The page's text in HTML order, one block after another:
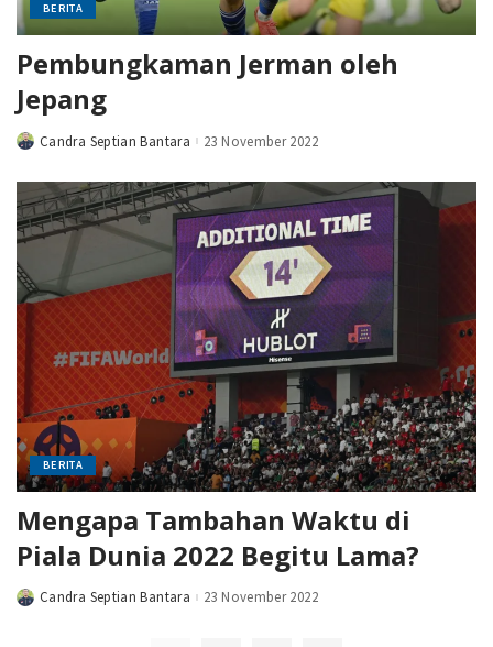
BERITA
Pembungkaman Jerman oleh
Jepang
PostedCandra Septian Bantara 23 November 2022
BERITA
Mengapa Tambahan Waktu di
Piala Dunia 2022 Begitu Lama?
PostedCandra Septian Bantara 23 November 2022